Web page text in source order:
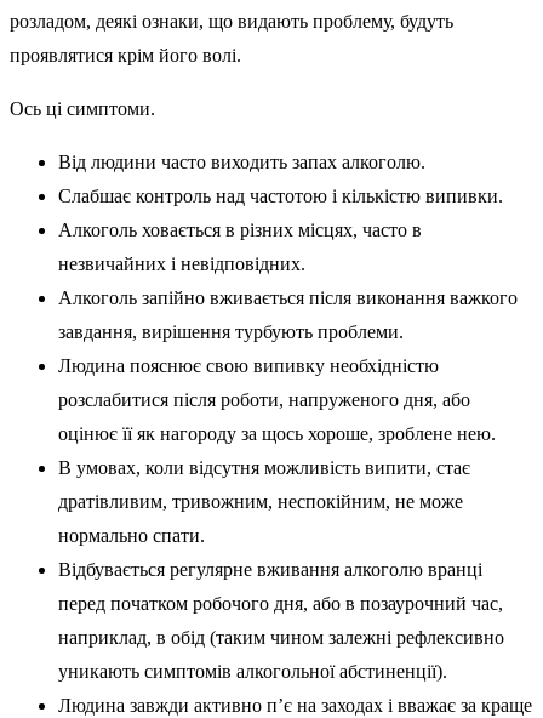
розладом, деякі ознаки, що видають проблему, будуть
проявлятися крім його волі.
Ось ці симптоми.
Від людини часто виходить запах алкоголю.
Слабшає контроль над частотою і кількістю випивки.
Алкоголь ховається в різних місцях, часто в
незвичайних і невідповідних.
Алкоголь запійно вживається після виконання важкого
завдання, вирішення турбують проблеми.
Людина пояснює свою випивку необхідністю
розслабитися після роботи, напруженого дня, або
оцінює її як нагороду за щось хороше, зроблене нею.
В умовах, коли відсутня можливість випити, стає
дратівливим, тривожним, неспокійним, не може
нормально спати.
Відбувається регулярне вживання алкоголю вранці
перед початком робочого дня, або в позаурочний час,
наприклад, в обід (таким чином залежні рефлексивно
уникають симптомів алкогольної абстиненції).
Людина завжди активно п’є на заходах і вважає за краще